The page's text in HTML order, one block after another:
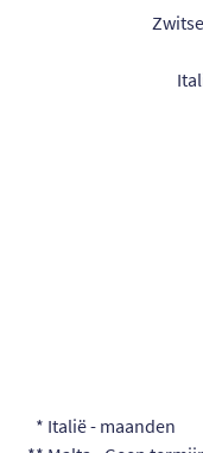
* Italië - maanden